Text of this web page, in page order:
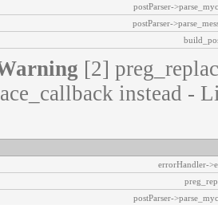
postParser-
postParser-
[2]
instead -
errorHandler-
postParser-